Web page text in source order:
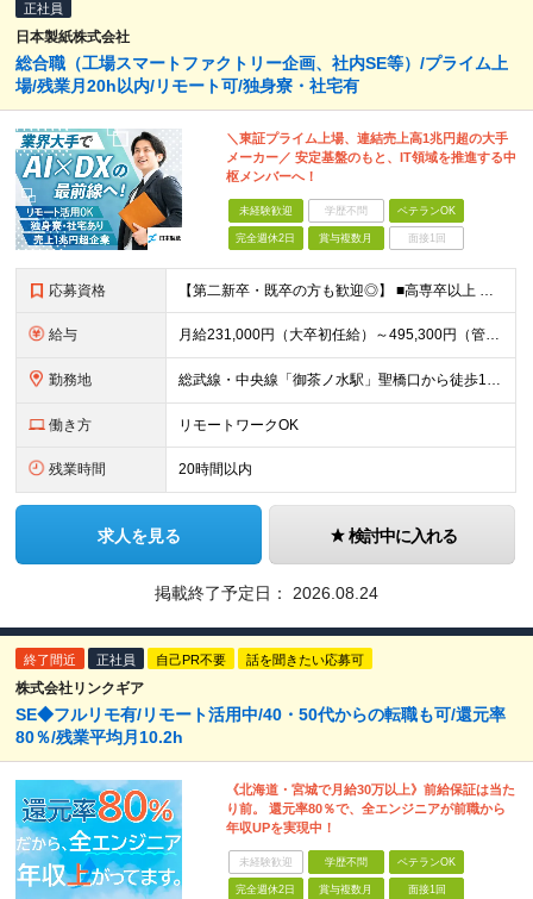
正社員
日本製紙株式会社
総合職（工場スマートファクトリー企画、社内SE等）/プライム上
場/残業月20h以内/リモート可/独身寮・社宅有
＼東証プライム上場、連結売上高1兆円超の大手
メーカー／ 安定基盤のもと、IT領域を推進する中
枢メンバーへ！
未経験歓迎 学歴不問 ベテランOK
完全週休2日 賞与複数月 面接1回
応募資格 【第二新卒・既卒の方も歓迎◎】 ■高専卒以上 （大学卒業・大学院修了の方、 または工業高等専門学校（5年制）卒業の方を想定しています。） ■IT、IoT、DXに関する知識・技術・スキルをお持ちの方 ■
給与 月給231,000円（大卒初任給）～495,300円（管理職） ※残業代は100％支給します ※3ヶ月の試用期間あり。その間の待遇に変更はありません
勤務地 総武線・中央線「御茶ノ水駅」聖橋口から徒歩1分！ 東京都千代田区神田駿河台4-6（御茶ノ水ソラシティ） ※(変更の範囲)上記を除く当社関連勤務地／転勤になる場合あり
働き方 リモートワークOK
残業時間 20時間以内
求人を見る 検討中に入れる
掲載終了予定日： 2026.08.24
終了間近 正社員 自己PR不要 話を聞きたい応募可
株式会社リンクギア
SE◆フルリモ有/リモート活用中/40・50代からの転職も可/還元率
80％/残業平均月10.2h
《北海道・宮城で月給30万以上》前給保証は当た
り前。 還元率80％で、全エンジニアが前職から
年収UPを実現中！
未経験歓迎 学歴不問 ベテランOK
完全週休2日 賞与複数月 面接1回